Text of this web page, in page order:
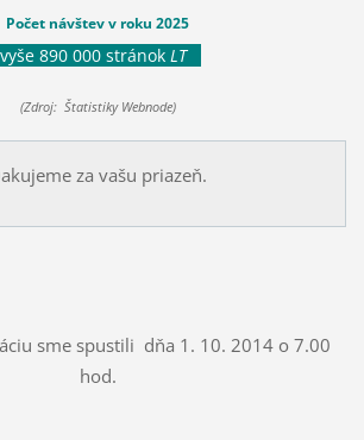
Počet návštev v roku 2025
vyše 890 000 stránok LT
(Zdroj: Štatistiky Webnode)
za vašu priazeň.
sme spustili dňa 1. 10. 2014 o 7.00
hod.